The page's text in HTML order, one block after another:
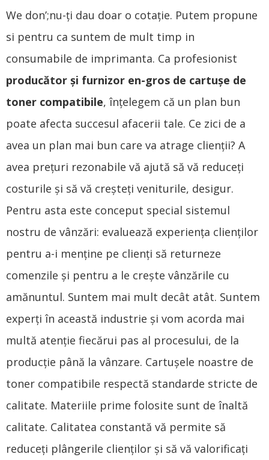
We don’;nu-ți dau doar o cotație. Putem propune
si pentru ca suntem de mult timp in
consumabile de imprimanta. Ca profesionist
producător și furnizor en-gros de cartușe de
toner compatibile, înțelegem că un plan bun
poate afecta succesul afacerii tale. Ce zici de a
avea un plan mai bun care va atrage clienții? A
avea prețuri rezonabile vă ajută să vă reduceți
costurile și să vă creșteți veniturile, desigur.
Pentru asta este conceput special sistemul
nostru de vânzări: evaluează experiența clienților
pentru a-i menține pe clienți să returneze
comenzile și pentru a le crește vânzările cu
amănuntul. Suntem mai mult decât atât. Suntem
experți în această industrie și vom acorda mai
multă atenție fiecărui pas al procesului, de la
producție până la vânzare. Cartușele noastre de
toner compatibile respectă standarde stricte de
calitate. Materiile prime folosite sunt de înaltă
calitate. Calitatea constantă vă permite să
reduceți plângerile clienților și să vă valorificați